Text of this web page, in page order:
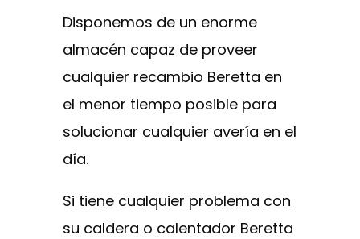
Disponemos de un enorme
almacén capaz de proveer
cualquier recambio Beretta en
el menor tiempo posible para
solucionar cualquier avería en el
día.
Si tiene cualquier problema con
su caldera o calentador Beretta